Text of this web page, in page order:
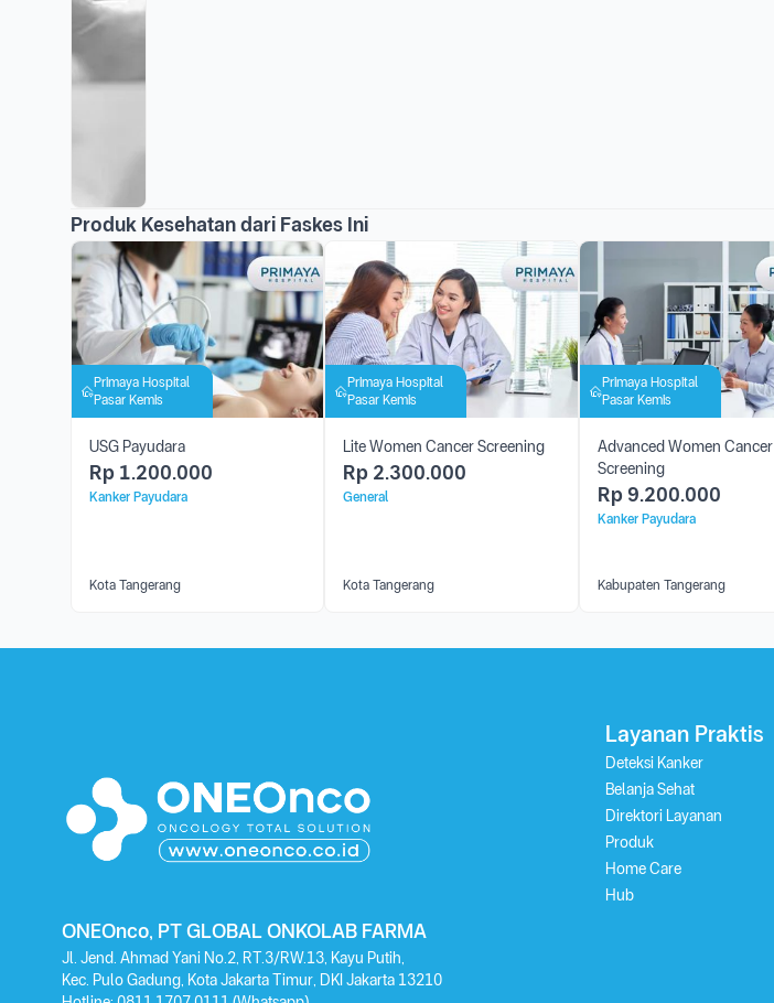
Produk Kesehatan dari Faskes Ini
Primaya Hospital
Pasar Kemis
USG Payudara
Rp 1.200.000
Kanker Payudara
Kota Tangerang
Primaya Hospital
Pasar Kemis
Lite Women Cancer Screening
Rp 2.300.000
General
Kota Tangerang
Primaya Hospital
Pasar Kemis
Advanced Women Cancer
Screening
Rp 9.200.000
Kanker Payudara
Kabupaten Tangerang
ONEOnco, PT GLOBAL ONKOLAB FARMA
Jl. Jend. Ahmad Yani No.2, RT.3/RW.13, Kayu Putih,
Kec. Pulo Gadung, Kota Jakarta Timur, DKI Jakarta 13210
Layanan Praktis
Deteksi Kanker
Belanja Sehat
Direktori Layanan
Produk
Home Care
Hub